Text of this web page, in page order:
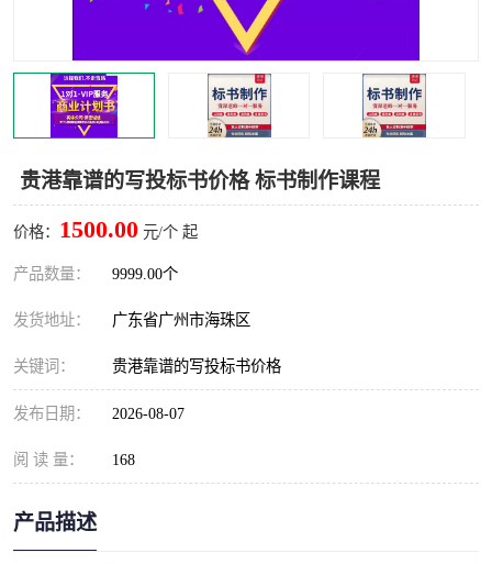
贵港靠谱的写投标书价格 标书制作课程
价格： 1500.00 元/个 起
产品数量： 9999.00个
发货地址： 广东省广州市海珠区
关键词： 贵港靠谱的写投标书价格
发布日期： 2026-08-07
阅 读 量： 168
产品描述